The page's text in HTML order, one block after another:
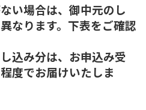
い場合は、御中元のし
なります。下表をご確認
込み分は、お申込み受
度でお届けいたしま